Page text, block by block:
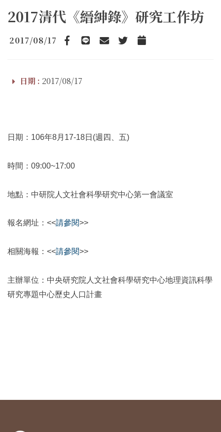
2017清代《縉紳錄》研究工作坊
2017/08/17
Facebook
line emailTwitterAdd to Calendar
日期 : 2017/08/17
日期：106年8月17-18日(週四、五)
時間：09:00~17:00
地點：中研院人文社會科學研究中心第一會議室
報名網址：<<請參閱>>
相關海報： <<請參閱>>
主辦單位：中央研究院人文社會科學研究中心地理資訊科學
研究專題中心歷史人口計畫